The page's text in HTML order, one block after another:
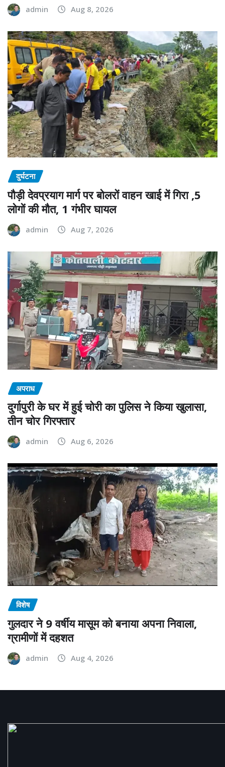
admin Aug 8, 2026
दुर्घटना
पौड़ी देवप्रयाग मार्ग पर बोलरों वाहन खाई में गिरा ,5
लोगों की मौत, 1 गंभीर घायल
admin Aug 7, 2026
अपराध
दुर्गापुरी के घर में हुई चोरी का पुलिस ने किया खुलासा,
तीन चोर गिरफ्तार
admin Aug 6, 2026
विशेष
गुलदार ने 9 वर्षीय मासूम को बनाया अपना निवाला,
ग्रामीणों में दहशत
admin Aug 4, 2026